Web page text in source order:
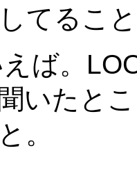
てるこ
ば。
いたと
。